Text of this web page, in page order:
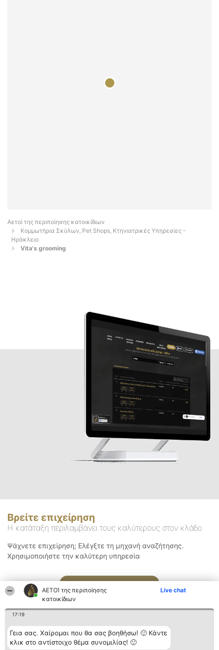
ΑΕΤΟΊ της περιποίησης
κατοικίδιων
Live chat
17:19
Γεια σας. Χαίρομαι που θα σας βοηθήσω! 🙂 Κάντε
κλικ στο αντίστοιχο θέμα συνομιλίας! 🙂
Αετοί της περιποίησης κατοικίδιων
Κομμωτήρια Σκύλων, Pet Shops, Κτηνιατρικές Υπηρεσίες -
Ηράκλειο
Vita's grooming
Βρείτε επιχείρηση
Η κατάταξη περιλαμβάνει τους καλύτερους στον κλάδο
Ψάχνετε επιχείρηση; Ελέγξτε τη μηχανή αναζήτησης.
Χρησιμοποιήστε την καλύτερη υπηρεσία
Αναζήτηση